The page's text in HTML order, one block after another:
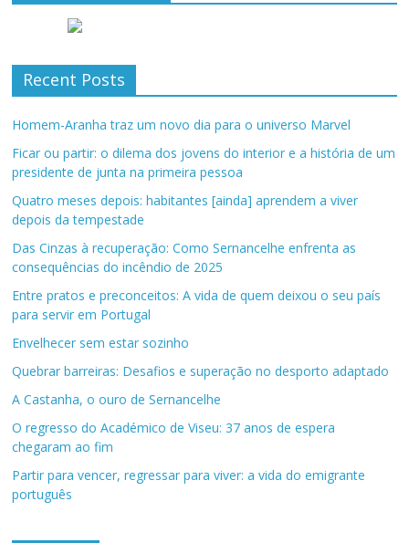
Recent Posts
Homem-Aranha traz um novo dia para o universo Marvel
Ficar ou partir: o dilema dos jovens do interior e a história de um
presidente de junta na primeira pessoa
Quatro meses depois: habitantes [ainda] aprendem a viver
depois da tempestade
Das Cinzas à recuperação: Como Sernancelhe enfrenta as
consequências do incêndio de 2025
Entre pratos e preconceitos: A vida de quem deixou o seu país
para servir em Portugal
Envelhecer sem estar sozinho
Quebrar barreiras: Desafios e superação no desporto adaptado
A Castanha, o ouro de Sernancelhe
O regresso do Académico de Viseu: 37 anos de espera
chegaram ao fim
Partir para vencer, regressar para viver: a vida do emigrante
português